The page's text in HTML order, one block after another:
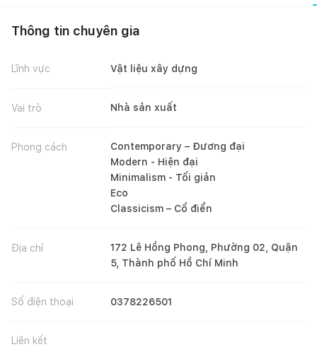
Thông tin chuyên gia
Lĩnh vực Vật liệu xây dựng
Vai trò Nhà sản xuất
Phong cách
Contemporary – Đương đại
Modern - Hiện đại
Minimalism - Tối giản
Eco
Classicism – Cổ điển
Địa chỉ
172 Lê Hồng Phong, Phường 02, Quận
5, Thành phố Hồ Chí Minh
Số điện thoại 0378226501
Liên kết